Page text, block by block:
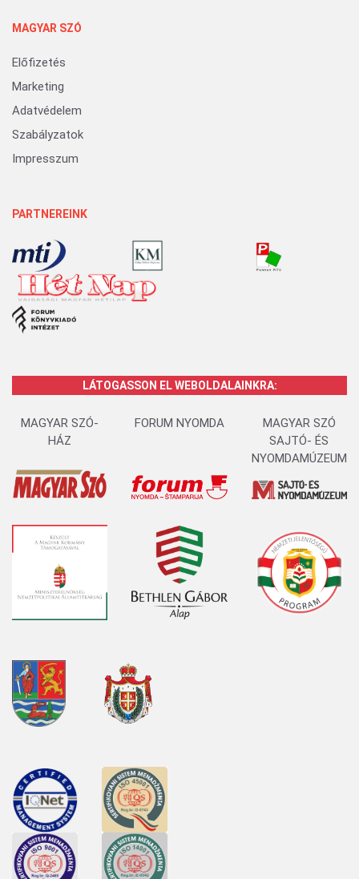
MAGYAR SZÓ
Előfizetés
Marketing
Adatvédelem
Szabályzatok
Impresszum
PARTNEREINK
LÁTOGASSON EL WEBOLDALAINKRA:
MAGYAR SZÓ-
HÁZ
FORUM NYOMDA
MAGYAR SZÓ
SAJTÓ- ÉS
NYOMDAMÚZEUM